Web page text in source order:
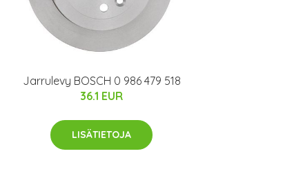
Jarrulevy BOSCH 0 986 479 518
36.1 EUR
LISÄTIETOJA